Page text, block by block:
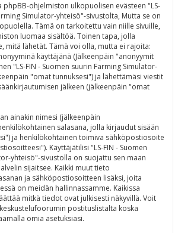
phpBB-ohjelmiston ulkopuolisen evästeen "LS-
Simulator-yhteisö"-sivustolta, Mutta se on
Tämä on tarkoitettu vain niille sivuille,
luomaa sisältöä. Toinen tapa, jolla
mitä lähetät. Tämä voi olla, mutta ei rajoita:
käyttäjänä (Jälkeenpäin "anonyymit
"LS-FIN - Suomen suurin Farming Simulator-
"omat tunnuksesi") ja lähettämäsi viestit
jälkeen (jälkeenpäin "omat
ainakin nimesi (jälkeenpäin
salasana, jolla kirjaudut sisään
ja henkilökohtainen toimiva sähköpostiosoite
Käyttäjätilisi "LS-FIN - Suomen
yhteisö"-sivustolla on suojattu sen maan
sijaitsee. Kaikki muut tieto
ja sähköpostiosoitteen lisäksi, joita
on meidän hallinnassamme. Kaikissa
mitkä tiedot ovat julkisesti näkyvillä. Voit
postituslistalta koska
omia asetuksiasi.